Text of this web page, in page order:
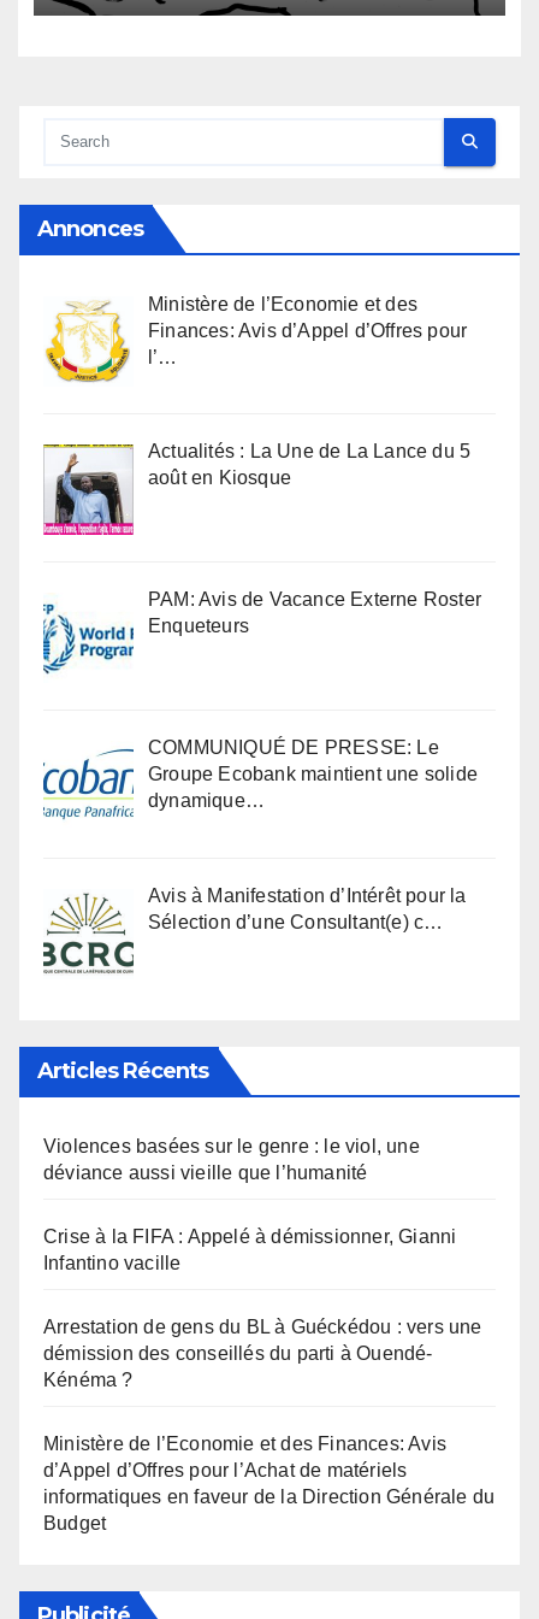
Annonces
Ministère de l’Economie et des
Finances: Avis d’Appel d’Offres pour
l’…
Actualités : La Une de La Lance du 5
août en Kiosque
PAM: Avis de Vacance Externe Roster
Enqueteurs
COMMUNIQUÉ DE PRESSE: Le
Groupe Ecobank maintient une solide
dynamique…
Avis à Manifestation d’Intérêt pour la
Sélection d’une Consultant(e) c…
Articles Récents
Violences basées sur le genre : le viol, une
déviance aussi vieille que l’humanité
Crise à la FIFA : Appelé à démissionner, Gianni
Infantino vacille
Arrestation de gens du BL à Guéckédou : vers une
démission des conseillés du parti à Ouendé-
Kénéma ?
Ministère de l’Economie et des Finances: Avis
d’Appel d’Offres pour l’Achat de matériels
informatiques en faveur de la Direction Générale du
Budget